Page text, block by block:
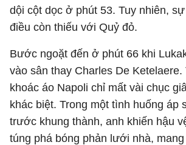
dội cột dọc ở phút 53. Tuy nhiên,
điều còn thiếu với Quỷ đỏ.
Bước ngoặt đến ở phút 66 khi
vào sân thay Charles De Ketelaere.
khoác áo Napoli chỉ mất vài chục
khác biệt. Trong một tình huống áp
trước khung thành, anh khiến hậu
túng phá bóng phản lưới nhà,